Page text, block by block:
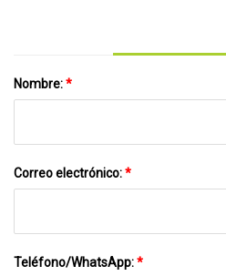
Nombre:*
Correo electrónico:*
Teléfono/WhatsApp:*